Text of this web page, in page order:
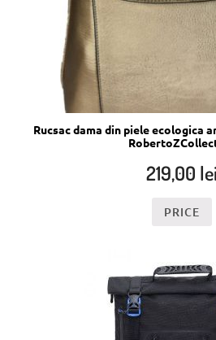
Rucsac dama din piele ecologica
219,00 lei
PRICE